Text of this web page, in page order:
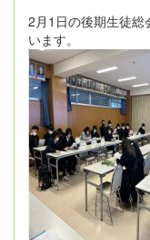
2月1日の後期生徒総
います。